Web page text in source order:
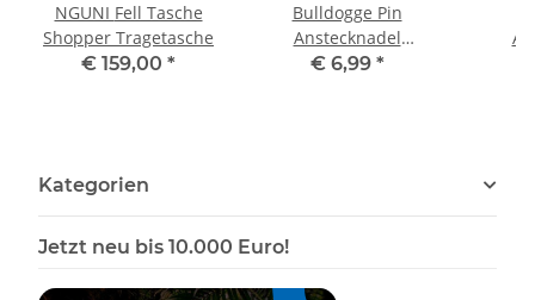
NGUNI Fell Tasche
Shopper Tragetasche
€ 159,00 *
Bulldogge Pin
Anstecknadel
Anstecker Button
€ 6,99 *
Kategorien
Jetzt neu bis 10.000 Euro!